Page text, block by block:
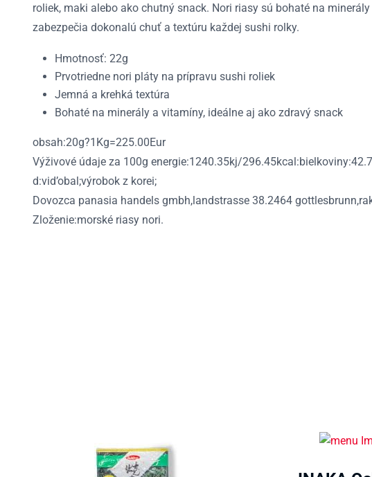
roliek, maki alebo ako chutný snack. Nori riasy sú bohaté na
zabezpečia dokonalú chuť a textúru každej sushi rolky.
Hmotnosť: 22g
Prvotriedne nori pláty na prípravu sushi roliek
Jemná a krehká textúra
Bohaté na minerály a vitamíny, ideálne aj ako zdravý snack
obsah:20g?1Kg=225.00Eur
Výživové údaje za 100g energie:1240.35kj/
d:vid’obal;výrobok z korei;
Dovozca panasia handels gmbh,landstrasse 38.2464
Zloženie:morské riasy nori.